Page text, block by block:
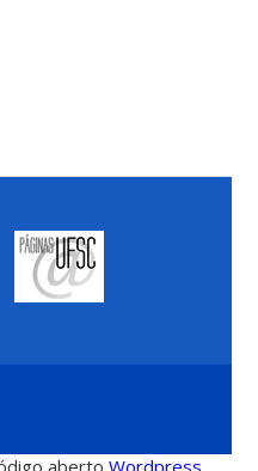
abertoWordpress